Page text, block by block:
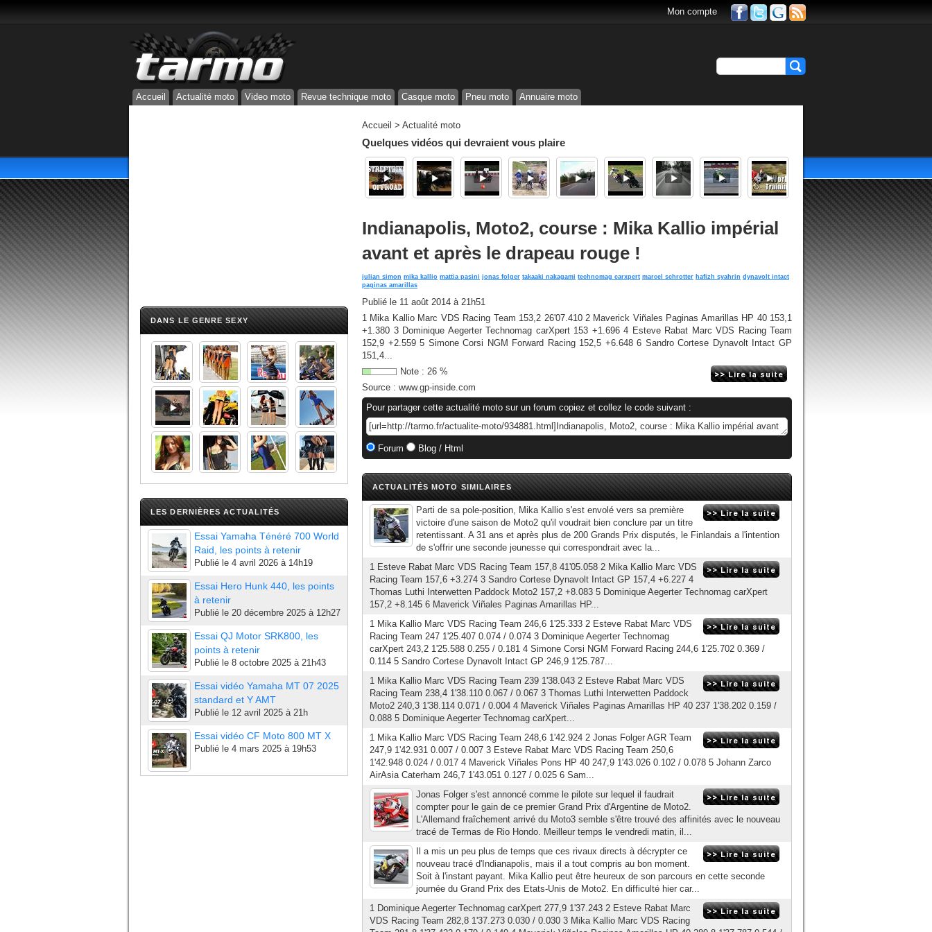
Mon compte
Accueil Actualité moto Video moto Revue technique moto Casque moto Pneu moto Annuaire moto
DANS LE GENRE SEXY
LES DERNIÈRES ACTUALITÉS
Essai Yamaha Ténéré 700 World
Raid, les points à retenir
Publié le 4 avril 2026 à 14h19
Essai Hero Hunk 440, les points
à retenir
Publié le 20 décembre 2025 à 12h27
Essai QJ Motor SRK800, les
points à retenir
Publié le 8 octobre 2025 à 21h43
Essai vidéo Yamaha MT 07 2025
standard et Y AMT
Publié le 12 avril 2025 à 21h
Essai vidéo CF Moto 800 MT X
Publié le 4 mars 2025 à 19h53
Accueil > Actualité moto
Quelques vidéos qui devraient vous plaire
Indianapolis, Moto2, course : Mika Kallio impérial
avant et après le drapeau rouge !
julian simon mika kallio mattia pasini jonas folger takaaki nakagami technomag carxpert marcel schrotter hafizh syahrin dynavolt intact
paginas amarillas
Publié le 11 août 2014 à 21h51
1 Mika Kallio Marc VDS Racing Team 153,2 26'07.410 2 Maverick Viñales Paginas Amarillas HP 40 153,1
+1.380 3 Dominique Aegerter Technomag carXpert 153 +1.696 4 Esteve Rabat Marc VDS Racing Team
152,9 +2.559 5 Simone Corsi NGM Forward Racing 152,5 +6.648 6 Sandro Cortese Dynavolt Intact GP
151,4...
Note : 26 %
Source : www.gp-inside.com
Pour partager cette actualité moto sur un forum copiez et collez le code suivant :
Forum Blog / Html
ACTUALITÉS MOTO SIMILAIRES
Parti de sa pole-position, Mika Kallio s'est envolé vers sa première
victoire d'une saison de Moto2 qu'il voudrait bien conclure par un titre
retentissant. A 31 ans et après plus de 200 Grands Prix disputés, le Finlandais a l'intention
de s'offrir une seconde jeunesse qui correspondrait avec la...
1 Esteve Rabat Marc VDS Racing Team 157,8 41'05.058 2 Mika Kallio Marc VDS
Racing Team 157,6 +3.274 3 Sandro Cortese Dynavolt Intact GP 157,4 +6.227 4
Thomas Luthi Interwetten Paddock Moto2 157,2 +8.083 5 Dominique Aegerter Technomag carXpert
157,2 +8.145 6 Maverick Viñales Paginas Amarillas HP...
1 Mika Kallio Marc VDS Racing Team 246,6 1'25.333 2 Esteve Rabat Marc VDS
Racing Team 247 1'25.407 0.074 / 0.074 3 Dominique Aegerter Technomag
carXpert 243,2 1'25.588 0.255 / 0.181 4 Simone Corsi NGM Forward Racing 244,6 1'25.702 0.369 /
0.114 5 Sandro Cortese Dynavolt Intact GP 246,9 1'25.787...
1 Mika Kallio Marc VDS Racing Team 239 1'38.043 2 Esteve Rabat Marc VDS
Racing Team 238,4 1'38.110 0.067 / 0.067 3 Thomas Luthi Interwetten Paddock
Moto2 240,3 1'38.114 0.071 / 0.004 4 Maverick Viñales Paginas Amarillas HP 40 237 1'38.202 0.159 /
0.088 5 Dominique Aegerter Technomag carXpert...
1 Mika Kallio Marc VDS Racing Team 248,6 1'42.924 2 Jonas Folger AGR Team
247,9 1'42.931 0.007 / 0.007 3 Esteve Rabat Marc VDS Racing Team 250,6
1'42.948 0.024 / 0.017 4 Maverick Viñales Pons HP 40 247,9 1'43.026 0.102 / 0.078 5 Johann Zarco
AirAsia Caterham 246,7 1'43.051 0.127 / 0.025 6 Sam...
Jonas Folger s'est annoncé comme le pilote sur lequel il faudrait
compter pour le gain de ce premier Grand Prix d'Argentine de Moto2.
L'Allemand fraîchement arrivé du Moto3 semble s'être trouvé des affinités avec le nouveau
tracé de Termas de Rio Hondo. Meilleur temps le vendredi matin, il...
Il a mis un peu plus de temps que ces rivaux directs à décrypter ce
nouveau tracé d'Indianapolis, mais il a tout compris au bon moment.
Soit à l'instant payant. Mika Kallio peut être heureux de son parcours en cette seconde
journée du Grand Prix des Etats-Unis de Moto2. En difficulté hier car...
1 Dominique Aegerter Technomag carXpert 277,9 1'37.243 2 Esteve Rabat Marc
VDS Racing Team 282,8 1'37.273 0.030 / 0.030 3 Mika Kallio Marc VDS Racing